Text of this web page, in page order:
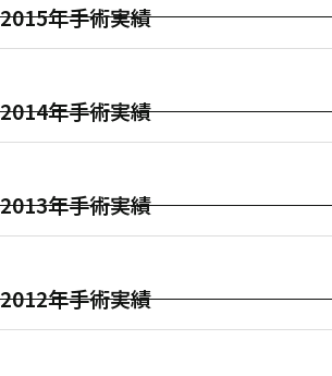
2015年手術実績
2014年手術実績
2013年手術実績
2012年手術実績